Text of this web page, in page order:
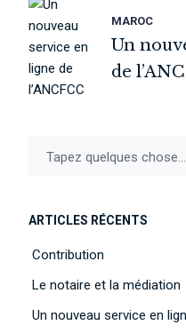
MAROC
Un
de
Tapez quelques chose...
ARTICLES RÉCENTS
Contribution
Le notaire et la médiation
Un nouveau service en